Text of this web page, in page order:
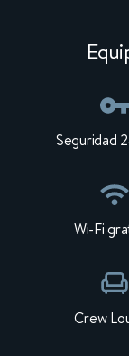
Seguridad
Wi-Fi
Crew